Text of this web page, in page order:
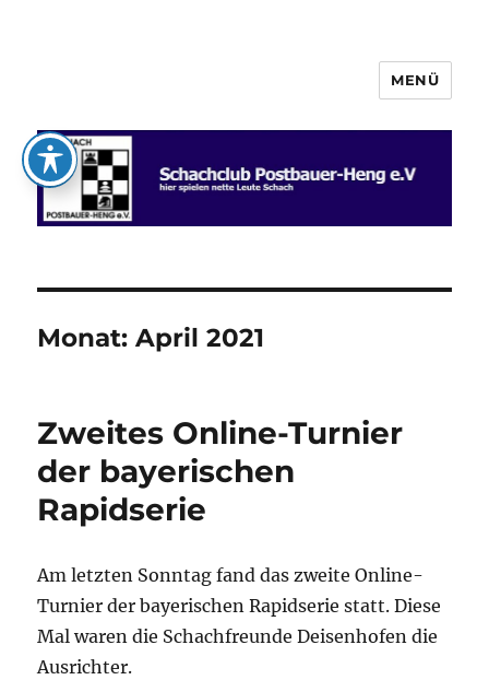
Schachclub Postbauer-Heng e.V.
MENÜ
Monat:April 2021
Zweites Online-Turnier
der bayerischen
Rapidserie
Am letzten Sonntag fand das zweite Online-
Turnier der bayerischen Rapidserie statt. Diese
Mal waren die Schachfreunde Deisenhofen die
Ausrichter.